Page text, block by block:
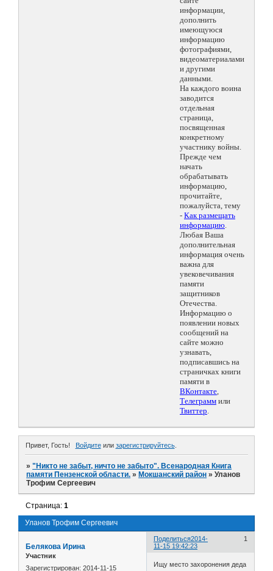
информации,
дополнить
имеющуюся
информацию
фотографиями,
видеоматериалами
и другими
данными.
На каждого воина
заводится
отдельная
страница,
посвященная
конкретному
участнику войны.
Прежде чем
начать
обрабатывать
информацию,
прочитайте,
пожалуйста, тему
- Как размещать
информацию.
Любая Ваша
дополнительная
информация очень
важна для
увековечивания
памяти
защитников
Отечества.
Информацию о
появлении новых
сообщений на
сайте можно
узнавать,
подписавшись на
страничках книги
памяти в
ВКонтакте,
Телеграмм или
Твиттер.
Привет, Гость! Войдитеили зарегистрируйтесь.
»"Никто не забыт, ничто не забыто". Всенародная Книга
памяти Пензенской области. » Мокшанский район »Уланов
Трофим Сергеевич
Уланов Трофим Сергеевич
Страница:1
Поделиться 1
2014-
11-15 19:42:23
Белякова Ирина
Участник
Зарегистрирован: 2014-11-15
Ищу место захоронения деда